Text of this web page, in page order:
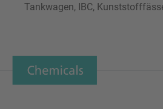
Tankwagen, IBC,